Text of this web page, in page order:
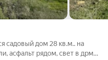
садовый дом 28 кв.м.. на
асфальт рядом, свет в дрме